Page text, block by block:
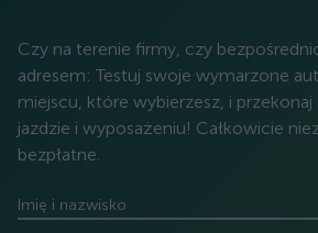
Czy na terenie firmy, czy
adresem: Testuj swoje wymarzone
miejscu, które wybierzesz, i przekonaj
jazdzie i wyposażeniu! Całkowicie
bezpłatne.
Imię i nazwisko